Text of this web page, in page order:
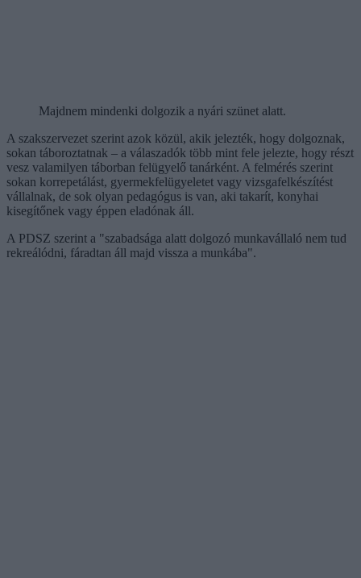
Majdnem mindenki dolgozik a nyári szünet alatt.
A szakszervezet szerint azok közül, akik jelezték, hogy dolgoznak,
sokan táboroztatnak – a válaszadók több mint fele jelezte, hogy részt
vesz valamilyen táborban felügyelő tanárként. A felmérés szerint
sokan korrepetálást, gyermekfelügyeletet vagy vizsgafelkészítést
vállalnak, de sok olyan pedagógus is van, aki takarít, konyhai
kisegítőnek vagy éppen eladónak áll.
A PDSZ szerint a "szabadsága alatt dolgozó munkavállaló nem tud
rekreálódni, fáradtan áll majd vissza a munkába".